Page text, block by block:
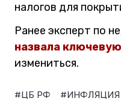
налогов для
Ранее эксперт по
назвала
измениться.
#ЦБ РФ #ИНФЛЯЦИЯ